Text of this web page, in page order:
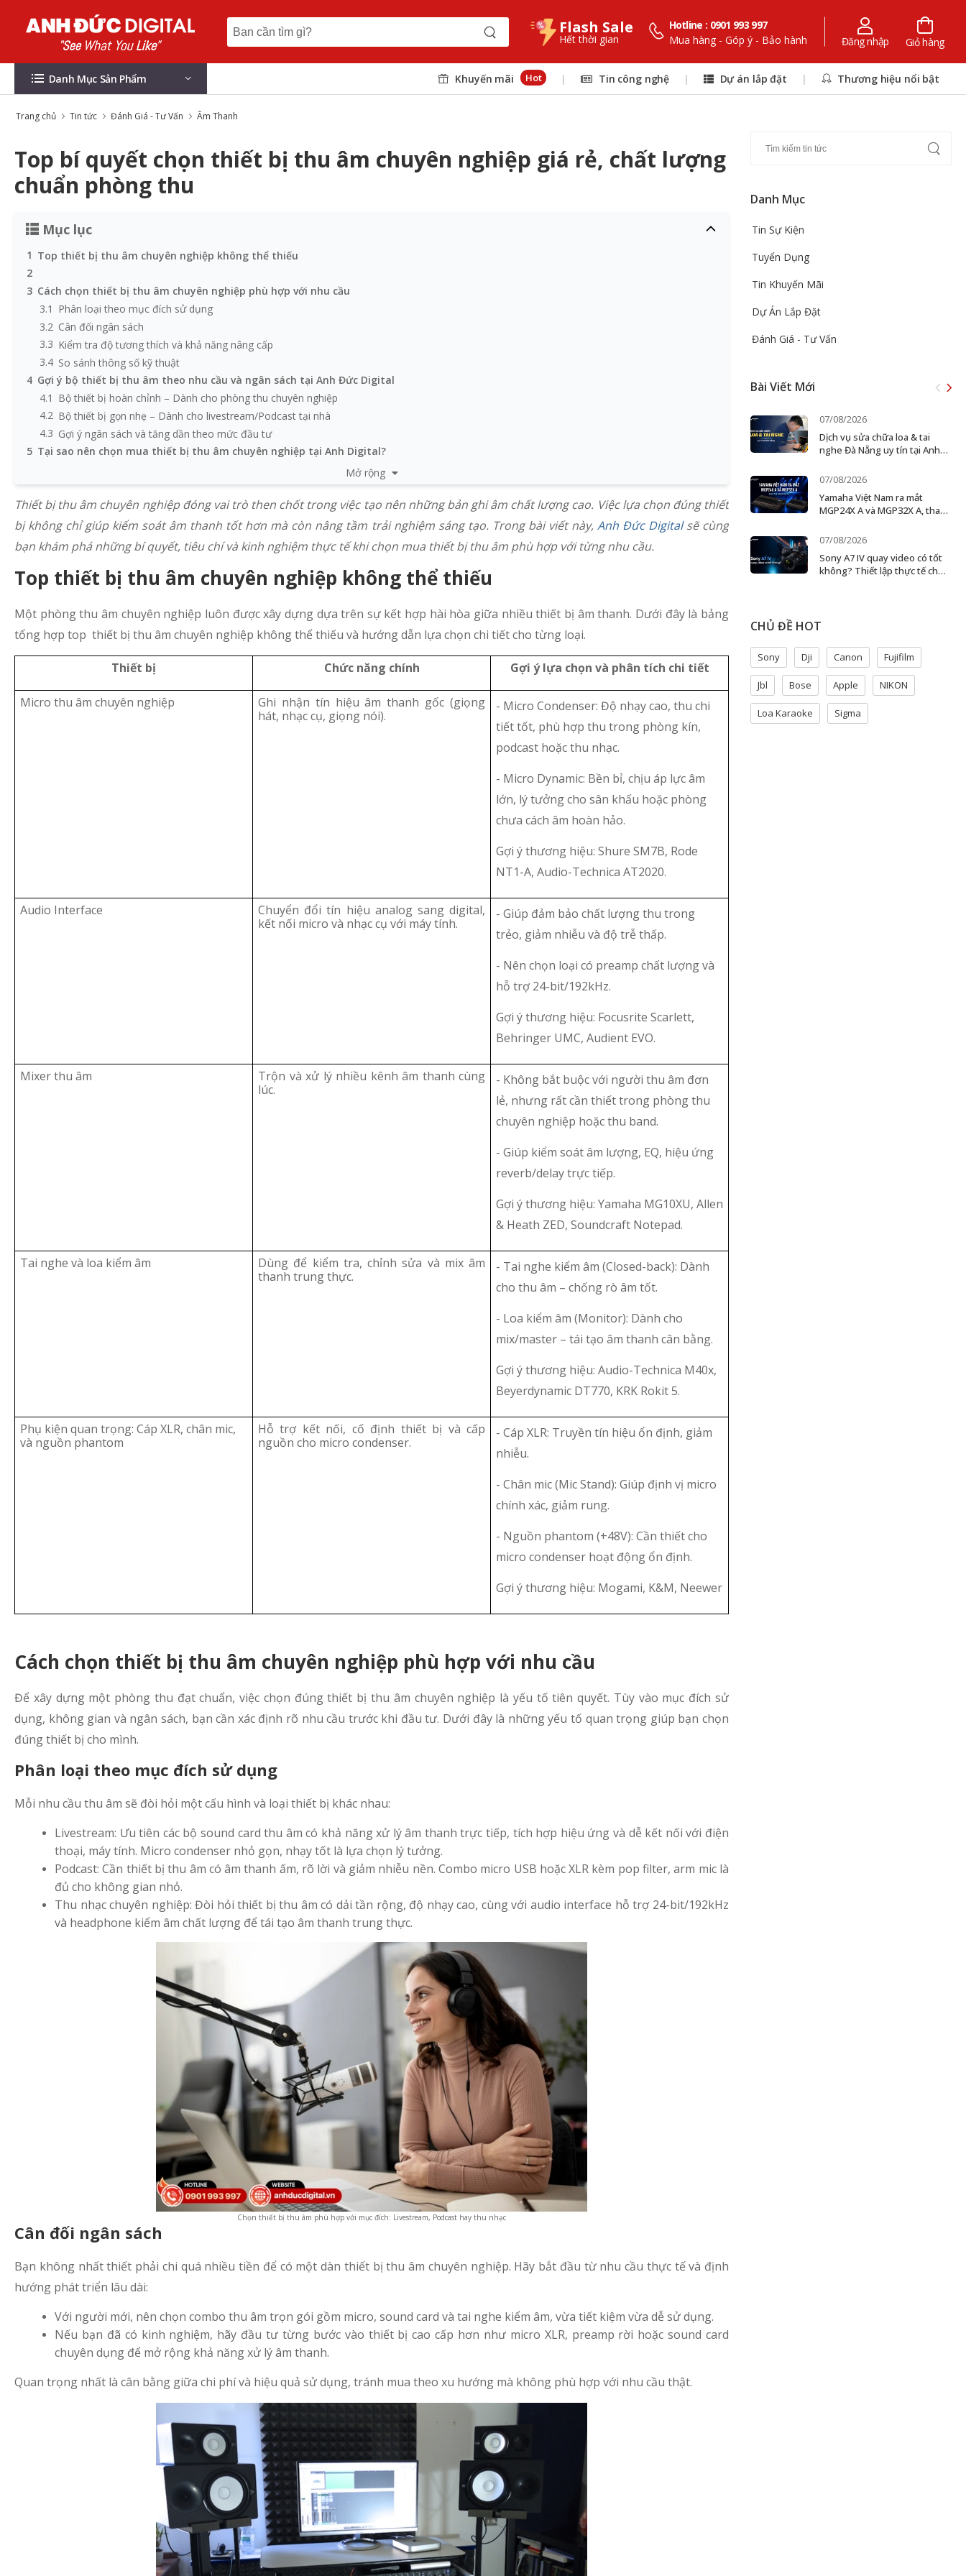
Flash Sale
Hết thời gian
Hotline : 0901 993 997
Mua hàng - Góp ý - Bảo hành
Đăng nhập Giỏ hàng
Danh Mục Sản Phẩm Khuyến mãi Hot | Tin công nghệ | Dự án lắp đặt | Thương hiệu nổi bật
Trang chủ Tin tức Đánh Giá - Tư Vấn Âm Thanh
Top bí quyết chọn thiết bị thu âm chuyên nghiệp giá rẻ, chất lượng
chuẩn phòng thu
Mục lục
1 Top thiết bị thu âm chuyên nghiệp không thể thiếu
2
3 Cách chọn thiết bị thu âm chuyên nghiệp phù hợp với nhu cầu
3.1 Phân loại theo mục đích sử dụng
3.2 Cân đối ngân sách
3.3 Kiểm tra độ tương thích và khả năng nâng cấp
3.4 So sánh thông số kỹ thuật
4 Gợi ý bộ thiết bị thu âm theo nhu cầu và ngân sách tại Anh Đức Digital
4.1 Bộ thiết bị hoàn chỉnh – Dành cho phòng thu chuyên nghiệp
4.2 Bộ thiết bị gọn nhẹ – Dành cho livestream/Podcast tại nhà
4.3 Gợi ý ngân sách và tăng dần theo mức đầu tư
5 Tại sao nên chọn mua thiết bị thu âm chuyên nghiệp tại Anh Digital?
Mở rộng
Thiết bị thu âm chuyên nghiệp đóng vai trò then chốt trong việc tạo nên những bản ghi âm chất lượng cao. Việc lựa chọn đúng thiết
bị không chỉ giúp kiểm soát âm thanh tốt hơn mà còn nâng tầm trải nghiệm sáng tạo. Trong bài viết này, Anh Đức Digitalsẽ cùng
bạn khám phá những bí quyết, tiêu chí và kinh nghiệm thực tế khi chọn mua thiết bị thu âm phù hợp với từng nhu cầu.
Top thiết bị thu âm chuyên nghiệp không thể thiếu
Một phòng thu âm chuyên nghiệp luôn được xây dựng dựa trên sự kết hợp hài hòa giữa nhiều thiết bị âm thanh. Dưới đây là bảng
tổng hợp top thiết bị thu âm chuyên nghiệp không thể thiếu và hướng dẫn lựa chọn chi tiết cho từng loại.
Thiết bị Chức năng chính Gợi ý lựa chọn và phân tích chi tiết
Micro thu âm chuyên nghiệp
Ghi nhận tín hiệu âm thanh gốc (giọng
hát, nhạc cụ, giọng nói).
- Micro Condenser: Độ nhạy cao, thu chi
tiết tốt, phù hợp thu trong phòng kín,
podcast hoặc thu nhạc.
- Micro Dynamic: Bền bỉ, chịu áp lực âm
lớn, lý tưởng cho sân khấu hoặc phòng
chưa cách âm hoàn hảo.
Gợi ý thương hiệu: Shure SM7B, Rode
NT1-A, Audio-Technica AT2020.
Audio Interface
Chuyển đổi tín hiệu analog sang digital,
kết nối micro và nhạc cụ với máy tính.
- Giúp đảm bảo chất lượng thu trong
trẻo, giảm nhiễu và độ trễ thấp.
- Nên chọn loại có preamp chất lượng và
hỗ trợ 24-bit/192kHz.
Gợi ý thương hiệu: Focusrite Scarlett,
Behringer UMC, Audient EVO.
Mixer thu âm
Trộn và xử lý nhiều kênh âm thanh cùng
lúc.
- Không bắt buộc với người thu âm đơn
lẻ, nhưng rất cần thiết trong phòng thu
chuyên nghiệp hoặc thu band.
- Giúp kiểm soát âm lượng, EQ, hiệu ứng
reverb/delay trực tiếp.
Gợi ý thương hiệu: Yamaha MG10XU, Allen
& Heath ZED, Soundcraft Notepad.
Tai nghe và loa kiểm âm
Dùng để kiểm tra, chỉnh sửa và mix âm
thanh trung thực.
- Tai nghe kiểm âm (Closed-back): Dành
cho thu âm – chống rò âm tốt.
- Loa kiểm âm (Monitor): Dành cho
mix/master – tái tạo âm thanh cân bằng.
Gợi ý thương hiệu: Audio-Technica M40x,
Beyerdynamic DT770, KRK Rokit 5.
Phụ kiện quan trọng: Cáp XLR, chân mic,
và nguồn phantom
Hỗ trợ kết nối, cố định thiết bị và cấp
nguồn cho micro condenser.
- Cáp XLR: Truyền tín hiệu ổn định, giảm
nhiễu.
- Chân mic (Mic Stand): Giúp định vị micro
chính xác, giảm rung.
- Nguồn phantom (+48V): Cần thiết cho
micro condenser hoạt động ổn định.
Gợi ý thương hiệu: Mogami, K&M, Neewer
Cách chọn thiết bị thu âm chuyên nghiệp phù hợp với nhu cầu
Để xây dựng một phòng thu đạt chuẩn, việc chọn đúng thiết bị thu âm chuyên nghiệp là yếu tố tiên quyết. Tùy vào mục đích sử
dụng, không gian và ngân sách, bạn cần xác định rõ nhu cầu trước khi đầu tư. Dưới đây là những yếu tố quan trọng giúp bạn chọn
đúng thiết bị cho mình.
Phân loại theo mục đích sử dụng
Mỗi nhu cầu thu âm sẽ đòi hỏi một cấu hình và loại thiết bị khác nhau:
Livestream: Ưu tiên các bộ sound card thu âm có khả năng xử lý âm thanh trực tiếp, tích hợp hiệu ứng và dễ kết nối với điện
thoại, máy tính. Micro condenser nhỏ gọn, nhạy tốt là lựa chọn lý tưởng.
Podcast: Cần thiết bị thu âm có âm thanh ấm, rõ lời và giảm nhiễu nền. Combo micro USB hoặc XLR kèm pop filter, arm mic là
đủ cho không gian nhỏ.
Thu nhạc chuyên nghiệp: Đòi hỏi thiết bị thu âm có dải tần rộng, độ nhạy cao, cùng với audio interface hỗ trợ 24-bit/192kHz
và headphone kiểm âm chất lượng để tái tạo âm thanh trung thực.
Chọn thiết bị thu âm phù hợp với mục đích: Livestream, Podcast hay thu nhạc
Cân đối ngân sách
Bạn không nhất thiết phải chi quá nhiều tiền để có một dàn thiết bị thu âm chuyên nghiệp. Hãy bắt đầu từ nhu cầu thực tế và định
hướng phát triển lâu dài:
Với người mới, nên chọn combo thu âm trọn gói gồm micro, sound card và tai nghe kiểm âm, vừa tiết kiệm vừa dễ sử dụng.
Nếu bạn đã có kinh nghiệm, hãy đầu tư từng bước vào thiết bị cao cấp hơn như micro XLR, preamp rời hoặc sound card
chuyên dụng để mở rộng khả năng xử lý âm thanh.
Quan trọng nhất là cân bằng giữa chi phí và hiệu quả sử dụng, tránh mua theo xu hướng mà không phù hợp với nhu cầu thật.
Danh Mục
Tin Sự Kiện
Tuyển Dụng
Tin Khuyến Mãi
Dự Án Lắp Đặt
Đánh Giá - Tư Vấn
Bài Viết Mới
07/08/2026
Dịch vụ sửa chữa loa & tai
nghe Đà Nẵng uy tín tại Anh
07/08/2026
Yamaha Việt Nam ra mắt
MGP24X A và MGP32X A, thay
07/08/2026
Sony A7 IV quay video có tốt
không? Thiết lập thực tế cho
CHỦ ĐỀ HOT
Sony Dji Canon Fujifilm
Jbl Bose Apple NIKON
Loa Karaoke Sigma